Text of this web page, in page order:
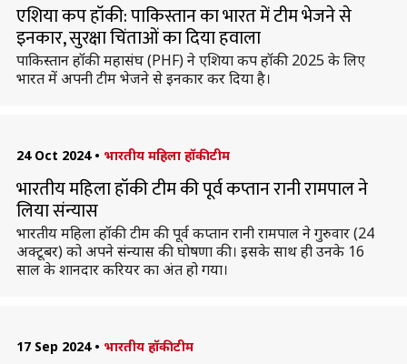
एशिया कप हॉकी: पाकिस्तान का भारत में टीम भेजने से
इनकार, सुरक्षा चिंताओं का दिया हवाला
पाकिस्तान हॉकी महासंघ (PHF) ने एशिया कप हॉकी 2025 के लिए
भारत में अपनी टीम भेजने से इनकार कर दिया है।
24 Oct 2024 • भारतीय महिला हॉकी टीम
भारतीय महिला हॉकी टीम की पूर्व कप्तान रानी रामपाल ने
लिया संन्यास
भारतीय महिला हॉकी टीम की पूर्व कप्तान रानी रामपाल ने गुरुवार (24
अक्टूबर) को अपने संन्यास की घोषणा की। इसके साथ ही उनके 16
साल के शानदार करियर का अंत हो गया।
17 Sep 2024 • भारतीय हॉकी टीम